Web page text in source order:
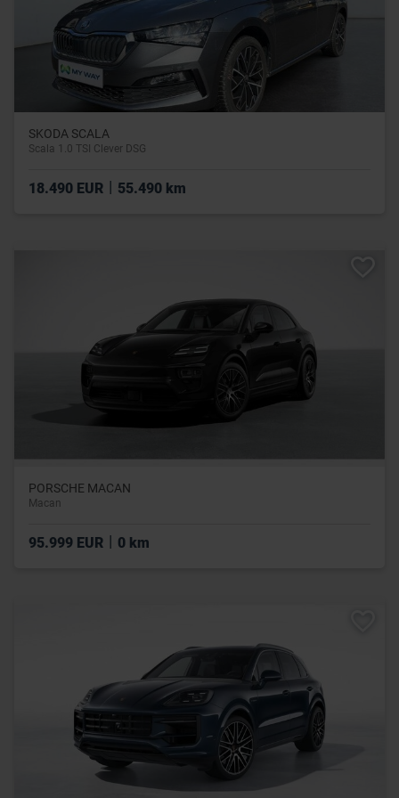
SKODA SCALA
Scala 1.0 TSI Clever DSG
18.490 EUR 55.490 km
PORSCHE MACAN
Macan
95.999 EUR | 0 km